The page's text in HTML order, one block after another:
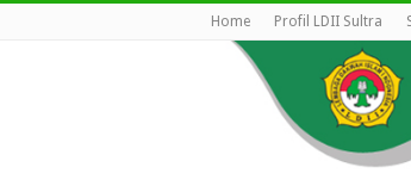
Home Profil LDII Sultra